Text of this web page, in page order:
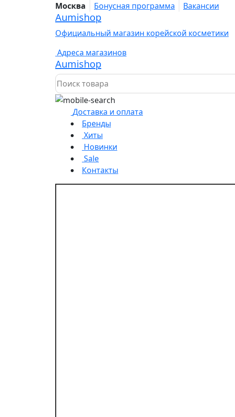
Москва Бонусная программа Вакансии
Aumishop
Официальный магазин корейской косметики
Адреса магазинов
Aumishop
Доставка и оплата
Бренды
Хиты
Новинки
Sale
Контакты